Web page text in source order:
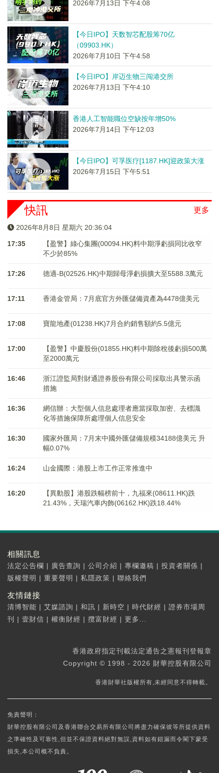
2026年7月13日 下午4:08
【今日IPO】天数智芯配股筹70亿
（09903.HK）
2026年7月10日 下午4:58
【今日IPO】岸迈生物三闯港交所
2026年7月13日 下午4:10
香港人工智能職位空缺按年增50%
2026年7月14日 下午12:03
【今日IPO】可孚医疗[1187.HK]迎政策大涨
2026年7月15日 下午5:51
更多
快訊
2026年8月8日 星期六 20:36:04
17:35
【盈警】綠心集團(00094.HK)料中期淨虧損同比收窄
不少於85%
17:26 德適-B(02526.HK)中期歸母淨虧損擴大至5588.3萬元
17:11 香港金管局：7月底官方外匯儲備資產為4478億美元
17:08 寶龍地產(01238.HK)7月合約銷售額約5.5億元
17:00
【盈警】中慶股份(01855.HK)料中期除稅後虧損500萬
至2000萬元
16:46
浙江證監局對財通證券股份有限公司採取出具警示函
措施
16:36
網信辦：大型個人信息處理者應當採取加密、去標識
化等措施保障所處理個人信息安全
16:30
國家外匯局：7月末中國外匯儲備規模34188億美元 升
幅0.07%
16:24 山金國際：港股上市工作正常推進中
16:20
【異動股】港股跌幅榜前十，九福來(08611.HK)跌
21.43%，天瑞汽車内飾(06162.HK)跌18.44%
相關訊息
法定公告欄 | 廣告查詢 | 公司介紹 | 專欄邀稿 | 投資者關係 |
版權聲明 | 重要聲明 | 私隱政策 | 聯絡我們
友情鏈接
清博智能 | 艾媒諮詢 | 和訊 | 新時空 | 時代財經 | 證券市場周
刊
| 壹財信 | 權衡財經 | 攬富財經 | 更多...
香港政府指定刊載法定通告之憲報刊登報章
Copyright © 1998 - 2026 財華控股有限公司
香港財華社版權所有,未經同意不得轉載。
免責聲明：
財華控股有限公司及香港聯合交易所有限公司將盡力確保彼等所提供資料
之準確性及可靠性,但並不保證資料絕對無誤,資料如有錯漏而令閣下蒙受
損失,本公司概不負責。